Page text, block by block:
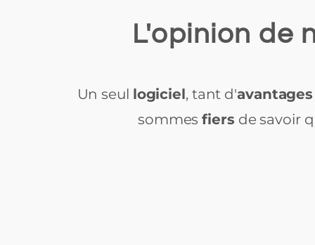
L'opinion de
Un seul logiciel, tant d'avantages
sommesfiers de savoir